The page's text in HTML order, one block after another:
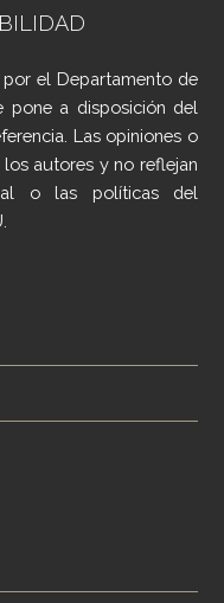
el Departamento de
pone a disposición del
Las opiniones o
autores y no reflejan
o las políticas del